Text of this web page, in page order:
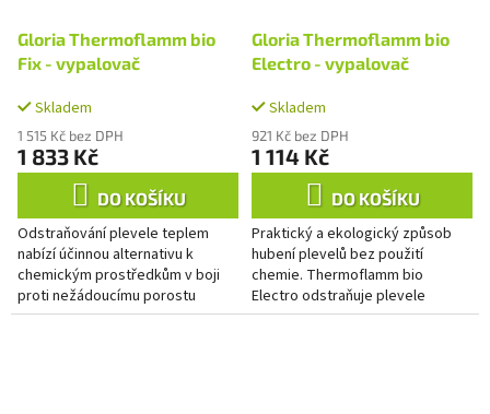
Gloria Thermoflamm bio
Fix - vypalovač
Skladem
1 515 Kč bez DPH
1 833 Kč
DO KOŠÍKU
Odstraňování plevele teplem
nabízí účinnou alternativu k
chemickým prostředkům v boji
proti nežádoucímu porostu
kolem domu. Jelikož použití
Gloria Thermoflamm bio
Electro - vypalovač
Skladem
921 Kč bez DPH
1 114 Kč
DO KOŠÍKU
Praktický a ekologický způsob
hubení plevelů bez použití
chemie. Thermoflamm bio
Electro odstraňuje plevele
horkým paprskem o teplotě přes